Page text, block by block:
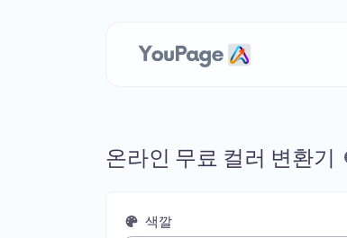
온라인 무료 컬러 변환기
색깔